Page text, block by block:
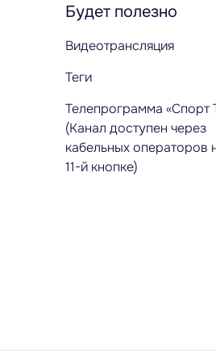
Будет полезно
Видеотрансляция
Теги
Телепрограмма «Спорт
(Канал доступен через
кабельных операторов
11-й кнопке)